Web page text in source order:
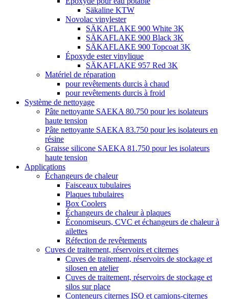
Säkaline KTW
Novolac vinylester
SÄKAFLAKE 900 White 3K
SÄKAFLAKE 900 Black 3K
SÄKAFLAKE 900 Topcoat 3K
Époxyde ester vinylique
SÄKAFLAKE 957 Red 3K
Matériel de réparation
pour revêtements durcis à chaud
pour revêtements durcis à froid
Système de nettoyage
Pâte nettoyante SAEKA 80.750 pour les isolateurs
haute tension
Pâte nettoyante SAEKA 83.750 pour les isolateurs en
résine
Graisse silicone SAEKA 81.750 pour les isolateurs
haute tension
Applications
Échangeurs de chaleur
Faisceaux tubulaires
Plaques tubulaires
Box Coolers
Échangeurs de chaleur à plaques
Économiseurs, CVC et échangeurs de chaleur à
ailettes
Réfection de revêtements
Cuves de traitement, réservoirs et citernes
Cuves de traitement, réservoirs de stockage et
silosen en atelier
Cuves de traitement, réservoirs de stockage et
silos sur place
Conteneurs citernes ISO et camions-citernes